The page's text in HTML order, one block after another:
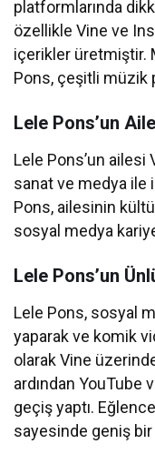
platformlarında
özellikle Vine ve
içerikler üretmiştir.
Pons, çeşitli müzik
Lele Pons’un
Lele Pons’un
sanat ve medya ile
Pons, ailesinin
sosyal medya
Lele Pons’un
Lele Pons, sosyal
yaparak ve komik
olarak Vine
ardından YouTube
geçiş yaptı.
sayesinde geniş